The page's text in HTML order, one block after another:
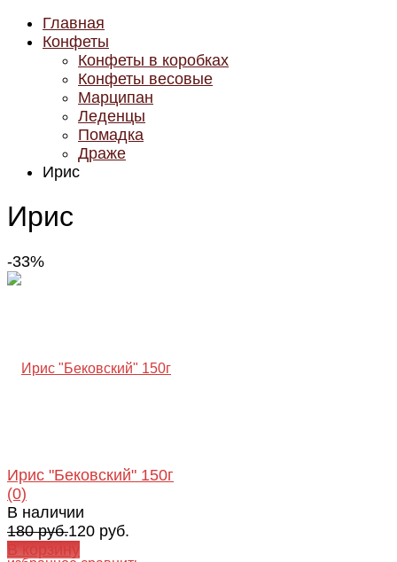
Главная
Конфеты
Конфеты в коробках
Конфеты весовые
Марципан
Леденцы
Помадка
Драже
Ирис
Ирис
-33%
Ирис "Бековский" 150г
(0)
В наличии
180 руб.120 руб.
В корзину